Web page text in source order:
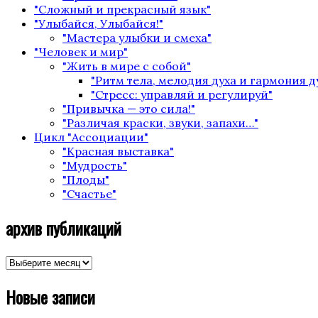
"Сложный и прекрасный язык"
"Улыбайся, Улыбайся!"
"Мастера улыбки и смеха"
"Человек и мир"
"Жить в мире с собой"
"Ритм тела, мелодия духа и гармония
"Стресс: управляй и регулируй"
"Привычка — это сила!"
"Различая краски, звуки, запахи…"
Цикл "Ассоциации"
"Красная выставка"
"Мудрость"
"Плоды"
"Счастье"
архив публикаций
архив
Новые записи